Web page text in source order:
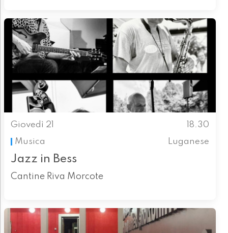
Giovedì 21
18.30
Musica
Luganese
Jazz in Bess
Cantine Riva Morcote